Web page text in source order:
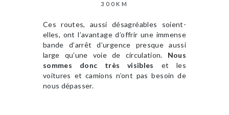
300KM
Ces routes, aussi désagréables soient-
elles, ont l’avantage d’offrir une immense
bande d’arrêt d’urgence presque aussi
large qu’une voie de circulation. Nous
sommes donc très visibles
et les
voitures et camions n’ont pas besoin de
nous dépasser.